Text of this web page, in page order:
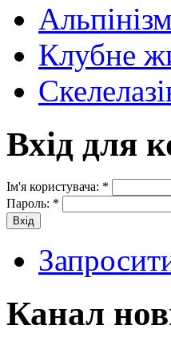
Альпінізм
Клубне
Вхід для
Ім'я користувача: *
Пароль: *
Канал